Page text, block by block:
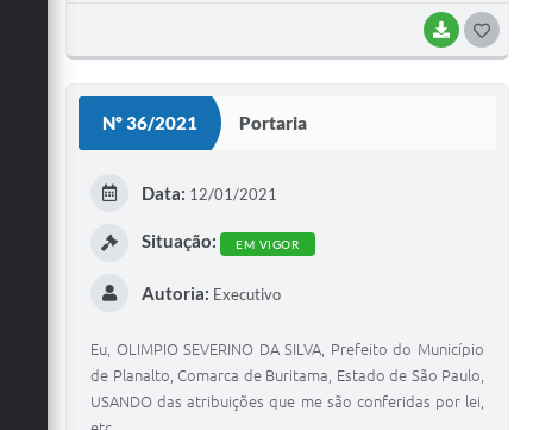
BAIXAR
Nº 36/2021 Portaria
Data: 12/01/2021
Situação: EM VIGOR
Autoria: Executivo
Eu, OLIMPIO SEVERINO DA SILVA, Prefeito do Município
de Planalto, Comarca de Buritama, Estado de São Paulo,
USANDO das atribuições que me são conferidas por lei,